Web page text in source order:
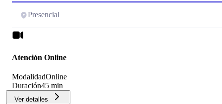
Presencial
Atención Online
ModalidadOnline
Duración45 min
Ver detalles